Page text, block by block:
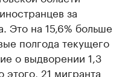
за
Это на 15,6% больше
полгода текущего
о выдворении 1,3
21 мигранта